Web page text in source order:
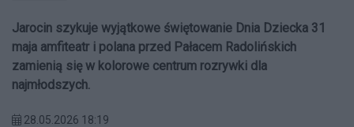
Jarocin szykuje wyjątkowe świętowanie Dnia Dziecka 31
maja amfiteatr i polana przed Pałacem Radolińskich
zamienią się w kolorowe centrum rozrywki dla
najmłodszych.
28.05.2026 18:19